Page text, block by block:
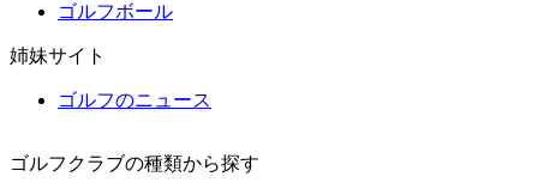
ゴルフボール
姉妹サイト
ゴルフのニュース
ゴルフクラブの種類から探す